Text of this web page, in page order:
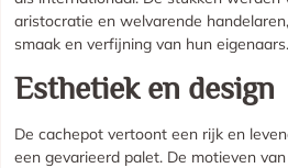
aristocratie en welvarende
smaak en verfijning van hun eigenaars.
Esthetiek en design
De cachepot vertoont een rijk en
een gevarieerd palet. De motieven